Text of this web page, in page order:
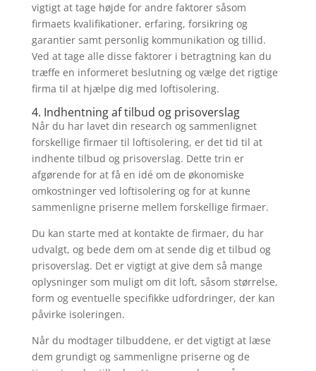
vigtigt at tage højde for andre faktorer såsom
firmaets kvalifikationer, erfaring, forsikring og
garantier samt personlig kommunikation og tillid.
Ved at tage alle disse faktorer i betragtning kan du
træffe en informeret beslutning og vælge det rigtige
firma til at hjælpe dig med loftisolering.
4. Indhentning af tilbud og prisoverslag
Når du har lavet din research og sammenlignet
forskellige firmaer til loftisolering, er det tid til at
indhente tilbud og prisoverslag. Dette trin er
afgørende for at få en idé om de økonomiske
omkostninger ved loftisolering og for at kunne
sammenligne priserne mellem forskellige firmaer.
Du kan starte med at kontakte de firmaer, du har
udvalgt, og bede dem om at sende dig et tilbud og
prisoverslag. Det er vigtigt at give dem så mange
oplysninger som muligt om dit loft, såsom størrelse,
form og eventuelle specifikke udfordringer, der kan
påvirke isoleringen.
Når du modtager tilbuddene, er det vigtigt at læse
dem grundigt og sammenligne priserne og de